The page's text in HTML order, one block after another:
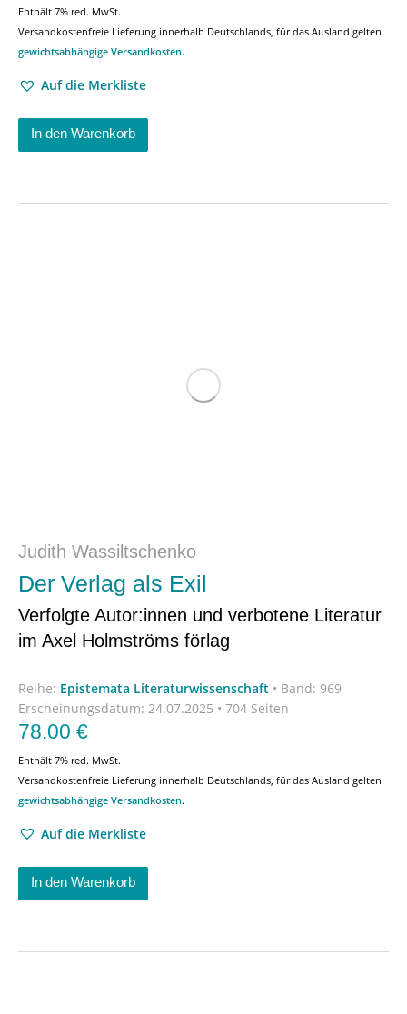
Enthält 7% red. MwSt.
Versandkostenfreie Lieferung innerhalb Deutschlands, für das Ausland gelten
gewichtsabhängige Versandkosten.
Auf die Merkliste
In den Warenkorb
Judith Wassiltschenko
Der Verlag als Exil
Verfolgte Autor:innen und verbotene Literatur
im Axel Holmströms förlag
Reihe: Epistemata Literaturwissenschaft • Band: 969
Erscheinungsdatum: 24.07.2025 • 704 Seiten
78,00 €
Enthält 7% red. MwSt.
Versandkostenfreie Lieferung innerhalb Deutschlands, für das Ausland gelten
gewichtsabhängige Versandkosten.
Auf die Merkliste
In den Warenkorb